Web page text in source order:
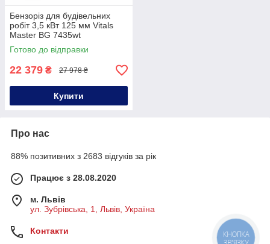
Бензоріз для будівельних
робіт 3,5 кВт 125 мм Vitals
Master BG 7435wt
бензиновий різак для металу
Готово до відправки
22 379 ₴ 27 978 ₴
Купити
Про нас
88% позитивних з 2683 відгуків за рік
Працює з 28.08.2020
м. Львів
ул. Зубрівська, 1, Львів, Україна
Контакти
КНОПКА